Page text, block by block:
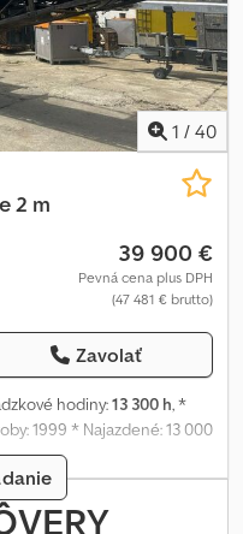
1 / 40
2 m
39 900 €
Pevná cena plus DPH
(47 481 € brutto)
Zavolať
hodiny:13 300 h, *
1999 * Najazdené: 13 000
m Cedszm Emmepfx Afveha
29 000 kg * Viac obrázkov a
WhatsApp. * Uvedené